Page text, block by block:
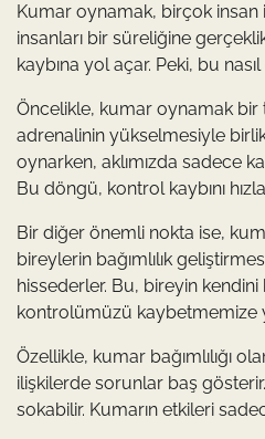
Kumar oynamak, birçok insan
insanları bir süreliğine
kaybına yol açar. Peki, bu
Öncelikle, kumar oynamak bir
adrenalinin yükselmesiyle
oynarken, aklımızda sadece
Bu döngü, kontrol kaybını
Bir diğer önemli nokta ise,
bireylerin bağımlılık
hissederler. Bu, bireyin
kontrolümüzü kaybetmemize
Özellikle, kumar bağımlılığı
ilişkilerde sorunlar baş
sokabilir. Kumarın etkileri